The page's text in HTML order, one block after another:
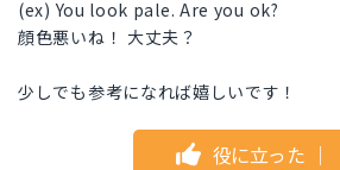
(ex) You look pale. Are you ok?
顔色悪いね！ 大丈夫？
少しでも参考になれば嬉しいです！
役に立った ｜